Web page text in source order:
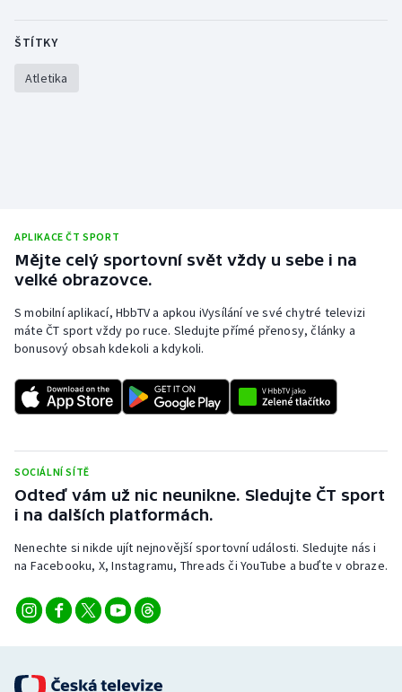
Plážový volejbal
Ragby
Rychlobruslení
Rychlostní kanoistika
Short track
Stolní tenis
Veslování
Vodní slalom
ŠTÍTKY
Atletika
APLIKACE ČT SPORT
Mějte celý sportovní svět vždy u sebe i na
velké obrazovce.
S mobilní aplikací, HbbTV a apkou iVysílání ve své chytré televizi
máte ČT sport vždy po ruce. Sledujte přímé přenosy, články a
bonusový obsah kdekoli a kdykoli.
SOCIÁLNÍ SÍTĚ
Odteď vám už nic neunikne. Sledujte ČT sport
i na dalších platformách.
Nenechte si nikde ujít nejnovější sportovní události. Sledujte nás i
na Facebooku, X, Instagramu, Threads či YouTube a buďte v obraze.